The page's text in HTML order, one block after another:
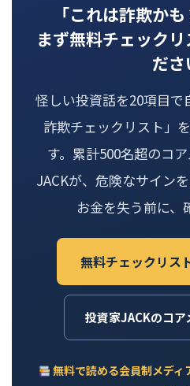
「これは詐欺か
まず無料チェック
ださ
怪しい投資話を20項目
詐欺チェックリスト」
す。累計500名超のコ
JACKが、危険なサイン
お金を失う前に、
無料チェックリス
投資家JACKのコア
無料で読める会員制メディ